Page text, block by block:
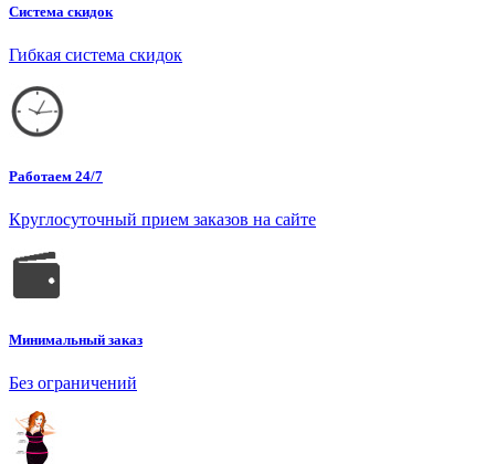
Система скидок
Гибкая система скидок
Работаем 24/7
Круглосуточный прием заказов на сайте
Минимальный заказ
Без ограничений